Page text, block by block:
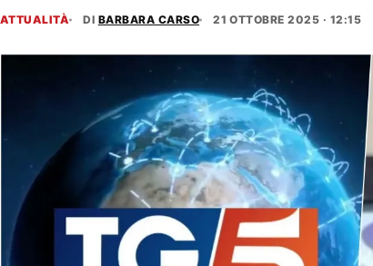
ATTUALITÀ DI BARBARA CARSO 21 OTTOBRE 2025 · 12:15